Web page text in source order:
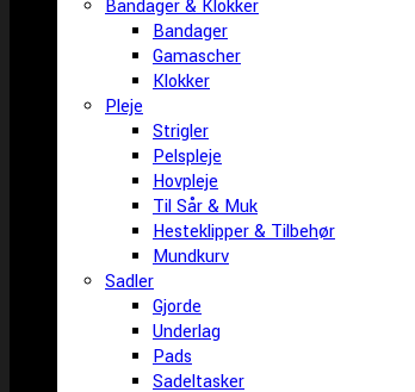
Bandager & Klokker
Bandager
Gamascher
Klokker
Pleje
Strigler
Pelspleje
Hovpleje
Til Sår & Muk
Hesteklipper & Tilbehør
Mundkurv
Sadler
Gjorde
Underlag
Pads
Sadeltasker